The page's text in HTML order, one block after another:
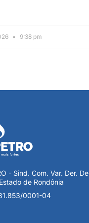
9:38 pm
- Sind. Com. Var. Der. De
de Rondônia
0001-04